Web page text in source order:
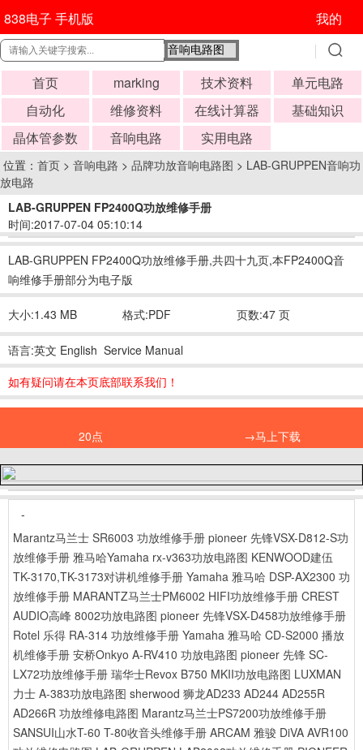
838电子 手机版 我的
首页 marking 技术资料
单元电路
自动化
维修资料 在线计算器
基础知识
晶体管参数
音响电路 实用电路
位置： 首页 > 音响电路 > 品牌功放音响电路图 > LAB-GRUPPEN音响功
放电路
LAB-GRUPPEN FP2400Q功放维修手册
时间:2017-07-04 05:10:14
LAB-GRUPPEN FP2400Q功放维修手册,共四十九页,本FP2400Q音
响维修手册部分为电子版
大小:1.43 MB 格式:PDF 页数:47 页
语言:英文 English Service Manual
如有疑问请在本页底部联系我们！
20点 →马上下载
-
Marantz马兰士 SR6003 功放维修手册 pioneer 先锋VSX-D812-S功
放维修手册 雅马哈Yamaha rx-v363功放电路图 KENWOOD建伍
TK-3170,TK-3173对讲机维修手册 Yamaha 雅马哈 DSP-AX2300 功
放维修手册 MARANTZ马兰士PM6002 HIFI功放维修手册 CREST
AUDIO高峰 8002功放电路图 pioneer 先锋VSX-D458功放维修手册
Rotel 乐得 RA-314 功放维修手册 Yamaha 雅马哈 CD-S2000 播放
机维修手册 安桥Onkyo A-RV410 功放电路图 pioneer 先锋 SC-
LX72功放维修手册 瑞华士Revox B750 MKII功放电路图 LUXMAN
力士 A-383功放电路图 sherwood 狮龙AD233 AD244 AD255R
AD266R 功放维修电路图 Marantz马兰士PS7200功放维修手册
SANSUI山水T-60 T-80收音头维修手册 ARCAM 雅骏 DiVA AVR100